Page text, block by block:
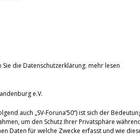
die Datenschutzerklärung. mehr lesen
e.V.
auch „SV-Foruna‘50“) ist sich der
um den Schutz Ihrer Privatsphäre
Daten für welche Zwecke erfasst und wie